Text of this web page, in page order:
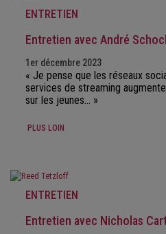
ENTRETIEN
Entretien avec André
1er décembre 2023
« Je pense que les réseaux
services de streaming
sur les jeunes… »
PLUS LOIN
ENTRETIEN
Entretien avec Nicholas